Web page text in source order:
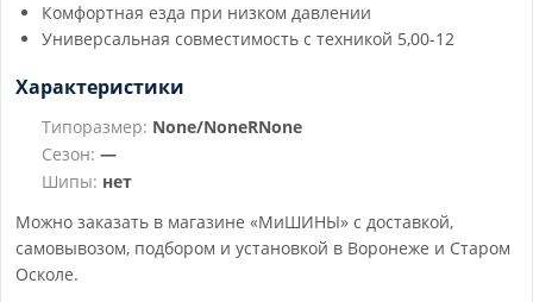
Комфортная езда при низком давлении
Универсальная совместимость с техникой 5,00-12
Характеристики
Типоразмер: None/NoneRNone
Сезон: —
Шипы: нет
Можно заказать в магазине «МиШИНЫ» с доставкой,
самовывозом, подбором и установкой в Воронеже и Старом
Осколе.